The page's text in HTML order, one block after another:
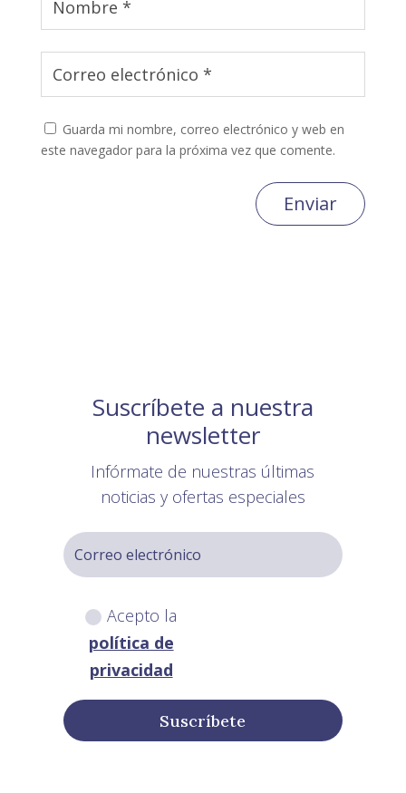
Guarda mi nombre, correo electrónico y web en
este navegador para la próxima vez que comente.
Enviar
Suscríbete a nuestra
newsletter
Infórmate de nuestras últimas
noticias y ofertas especiales
Acepto la
política de
privacidad
Suscríbete